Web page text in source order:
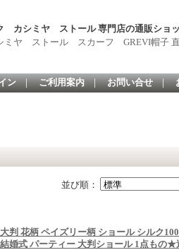
カシミヤ ストール 専門店の通販ショ
ミヤ ストール スカーフ GREVI帽子 直
ン ｜ ご利用案内 ｜ お問い合せ ｜
並び順：
判 花柄 ペイズリー柄 ショール シルク
婚式 パーティー 大判ショール 1点もの★